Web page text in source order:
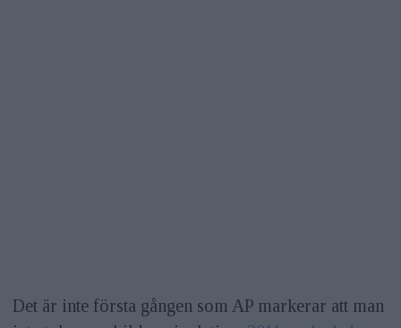
Det är inte första gången som AP markerar att man